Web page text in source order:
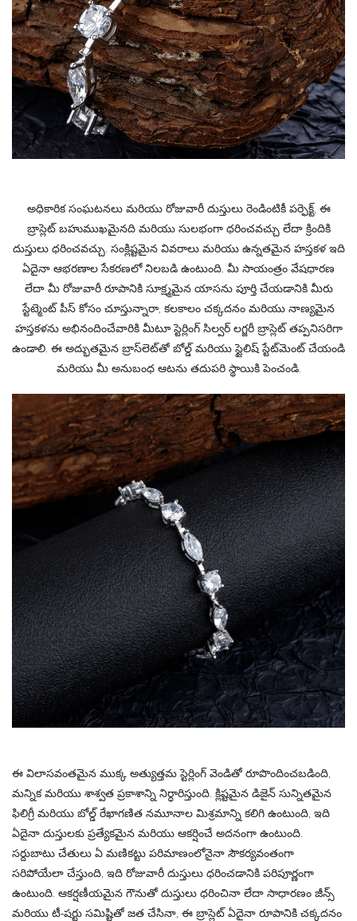
అధికారిక సంఘటనలు మరియు రోజువారీ దుస్తులు రెండింటికీ పర్ఫెక్ట్, ఈ
బ్రాస్లెట్ బహుముఖమైనది మరియు సులభంగా ధరించవచ్చు లేదా క్రిందికి
దుస్తులు ధరించవచ్చు. సంక్లిష్టమైన వివరాలు మరియు ఉన్నతమైన హస్తకళ ఇది
ఏదైనా ఆభరణాల సేకరణలో నిలబడి ఉంటుంది. మీ సాయంత్రం వేషధారణ
లేదా మీ రోజువారీ రూపానికి సూక్ష్మమైన యాసను పూర్తి చేయడానికి మీరు
స్టేట్మెంట్ పీస్ కోసం చూస్తున్నారా, కలకాలం చక్కదనం మరియు నాణ్యమైన
హస్తకళను అభినందించేవారికి మీటూ స్టెర్లింగ్ సిల్వర్ లగ్జరీ బ్రాస్లెట్ తప్పనిసరిగా
ఉండాలి. ఈ అద్భుతమైన బ్రాస్‌లెట్‌తో బోల్డ్ మరియు స్టైలిష్ స్టేట్‌మెంట్ చేయండి
మరియు మీ అనుబంధ ఆటను తదుపరి స్థాయికి పెంచండి.
ఈ విలాసవంతమైన ముక్క అత్యుత్తమ స్టెర్లింగ్ వెండితో రూపొందించబడింది,
మన్నిక మరియు శాశ్వత ప్రకాశాన్ని నిర్ధారిస్తుంది. క్లిష్టమైన డిజైన్ సున్నితమైన
ఫిలిగ్రీ మరియు బోల్డ్ రేఖాగణిత నమూనాల మిశ్రమాన్ని కలిగి ఉంటుంది, ఇది
ఏదైనా దుస్తులకు ప్రత్యేకమైన మరియు ఆకర్షించే అదనంగా ఉంటుంది.
సర్దుబాటు చేతులు ఏ మణికట్టు పరిమాణంలోనైనా సౌకర్యవంతంగా
సరిపోయేలా చేస్తుంది, ఇది రోజువారీ దుస్తులు ధరించడానికి పరిపూర్ణంగా
ఉంటుంది. ఆకర్షణీయమైన గౌనుతో దుస్తులు ధరించినా లేదా సాధారణం జీన్స్
మరియు టీ-షర్టు సమిష్టితో జత చేసినా, ఈ బ్రాస్లెట్ ఏదైనా రూపానికి చక్కదనం